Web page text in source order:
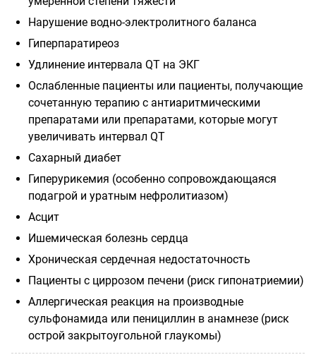
Нарушение водно-электролитного баланса
Гиперпаратиреоз
Удлинение интервала QT на ЭКГ
Ослабленные пациенты или пациенты, получающие
сочетанную терапию с антиаритмическими
препаратами или препаратами, которые могут
увеличивать интервал QT
Сахарный диабет
Гиперурикемия (особенно сопровождающаяся
подагрой и уратным нефролитиазом)
Асцит
Ишемическая болезнь сердца
Хроническая сердечная недостаточность
Пациенты с циррозом печени (риск гипонатриемии)
Аллергическая реакция на производные
сульфонамида или пенициллин в анамнезе (риск
острой закрытоугольной глаукомы)